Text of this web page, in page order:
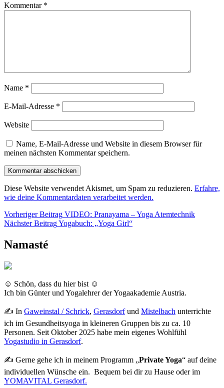
Kommentar *
Name *
E-Mail-Adresse *
Website
Name, E-Mail-Adresse und Website in diesem Browser für
meinen nächsten Kommentar speichern.
Diese Website verwendet Akismet, um Spam zu reduzieren. Erfahre,
wie deine Kommentardaten verarbeitet werden.
Beitragsnavigation
Vorheriger Beitrag VIDEO: Pranayama – Yoga Atemtechnik
Nächster BeitragYogabuch: „Yoga Girl“Nächster
Namasté
☺ Schön, dass du hier bist ☺
Ich bin Günter und Yogalehrer der Yogaakademie Austria.
✍ In Gaweinstal / Schrick, Gerasdorfund Mistelbach unterrichte
ich im Gesundheitsyoga in kleineren Gruppen bis zu ca. 10
Personen. Seit Oktober 2025 habe mein eigenes Wohlfühl
Yogastudio in Gerasdorf.
✍ Gerne gehe ich in meinem Programm „Private Yoga“ auf deine
individuellen Wünsche ein. Bequem bei dir zu Hause oder im
YOMAVITAL Gerasdorf.